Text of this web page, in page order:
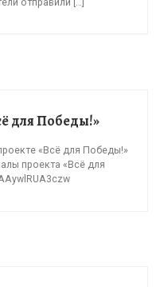
отправили […]
для Победы!»
«Всё для Победы!»
проекта «Всё для